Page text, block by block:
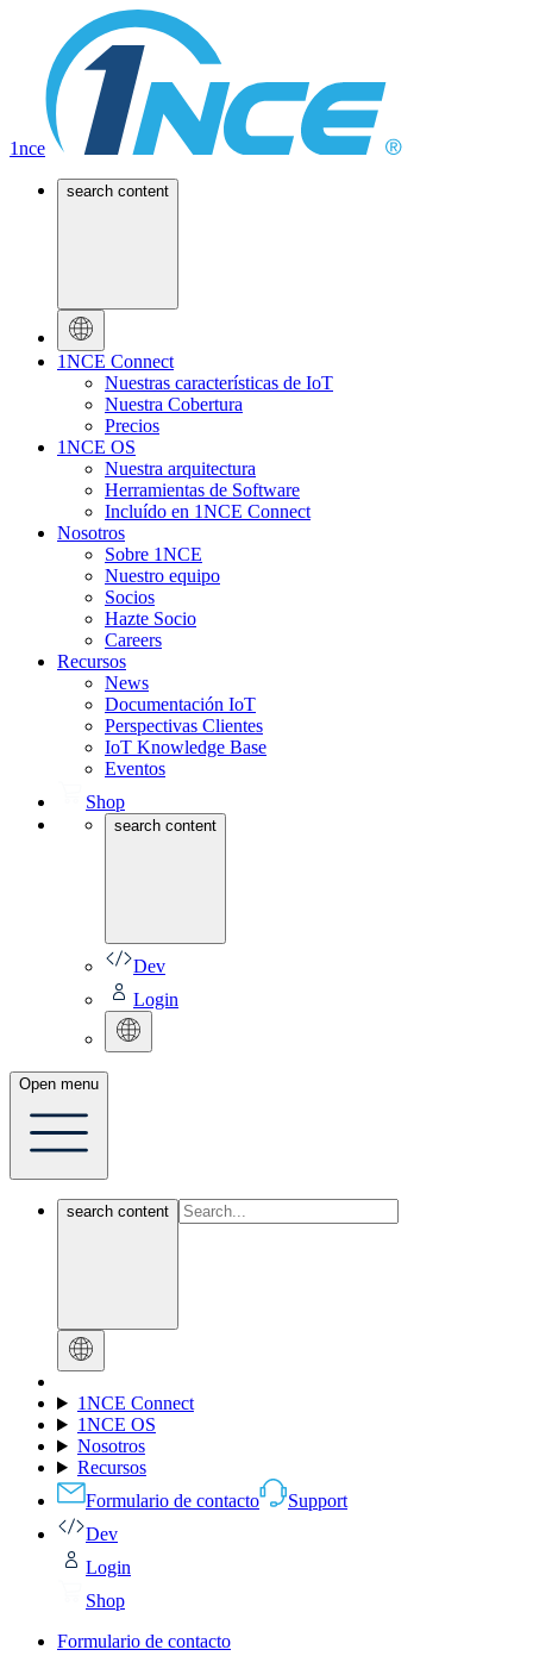
1nce
search content
1NCE Connect
Nuestras características de IoT
Nuestra Cobertura
Precios
1NCE OS
Nuestra arquitectura
Herramientas de Software
Incluído en 1NCE Connect
Nosotros
Sobre 1NCE
Nuestro equipo
Socios
Hazte Socio
Careers
Recursos
News
Documentación IoT
Perspectivas Clientes
IoT Knowledge Base
Eventos
Shop
search content
Dev
Login
Open menu
search content
1NCE Connect
1NCE OS
Nosotros
Recursos
Formulario de contacto
Support
Dev
Login
Shop
Formulario de contacto